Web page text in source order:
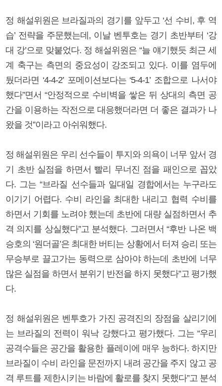
정 해설위원은 브라질과의 경기를 앞두고 ‘선 수비, 후 역
습’ 전략을 주문했는데, 이날 벤투호는 경기 초반부터 ‘강
대 강’으로 맞붙었다. 정 해설위원은 “늘 얘기했듯 최근 세
계 축구는 측면의 중요성이 강조되고 있다. 이를 염두에
뒀더라면 ‘4-4-2’ 포메이션보다는 ‘5-4-1’ 조합으로 나서야
했다”면서 “안정적으로 수비벽을 쌓은 뒤 상대의 측면 공
간을 이용하는 작전으로 대응했더라면 더 좋은 결과가 나
왔을 것”이라고 아쉬워했다.
정 해설위원은 우리 선수들이 투지와 의욕이 너무 앞서 경
기 초반 실점을 하면서 빨리 무너진 점을 패인으로 꼽았
다. 그는 “브라질 선수들과 일대일 경합에서는 누구라도
이기기 어렵다. 수비 라인을 최대한 내리고 협력 수비를
하면서 기회를 노려야 했는데 초반에 대량 실점하면서 추
격 의지를 상실했다”고 분석했다. 그러면서 “후반 나온 백
승호의 ‘원더골’은 최대한 버티는 상황에서 터져 승리 또는
무승부로 끌고가는 동력으로 삼아야 하는데 초반에 너무
많은 실점을 하면서 분위기 반전을 하지 못했다”고 평가했
다.
정 해설위원은 벤투호가 가진 공격진의 장점을 살리기에
는 브라질의 전력이 워낙 강했다고 평가했다. 그는 “우리
공격수들은 공간을 활용한 플레이에 매우 능하다. 하지만
브라질이 수비 라인을 문전까지 내려 공간을 주지 않고 공
격 루트를 제한시키는 바람에 활로를 찾지 못했다”고 분석